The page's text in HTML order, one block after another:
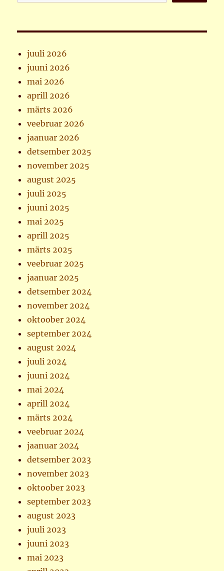
juuli 2026
juuni 2026
mai 2026
aprill 2026
märts 2026
veebruar 2026
jaanuar 2026
detsember 2025
november 2025
august 2025
juuli 2025
juuni 2025
mai 2025
aprill 2025
märts 2025
veebruar 2025
jaanuar 2025
detsember 2024
november 2024
oktoober 2024
september 2024
august 2024
juuli 2024
juuni 2024
mai 2024
aprill 2024
märts 2024
veebruar 2024
jaanuar 2024
detsember 2023
november 2023
oktoober 2023
september 2023
august 2023
juuli 2023
juuni 2023
mai 2023